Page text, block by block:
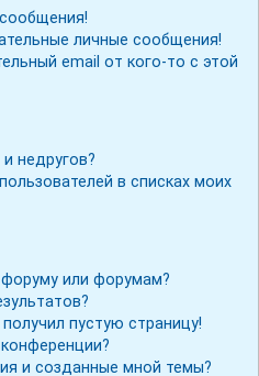
личные сообщения!
email от кого-то с этой
недругов?
в списках моих
или форумам?
пустую страницу!
и созданные мной темы?